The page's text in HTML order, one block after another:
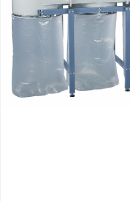
Strunguri pentru metal
Strunguri CNC
Strunguri cu cutie de viteze
Strunguri cu surub de ghidare
Strunguri de precizie
Strunguri metal cu freza